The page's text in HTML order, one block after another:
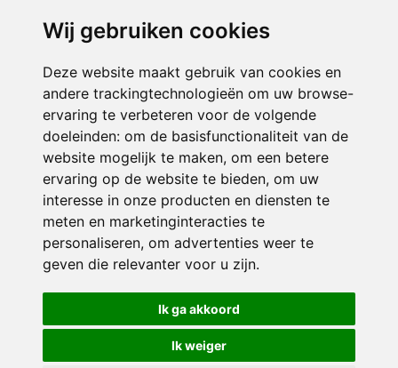
Wij gebruiken cookies
Deze website maakt gebruik van cookies en
andere trackingtechnologieën om uw browse-
ervaring te verbeteren voor de volgende
doeleinden: om de basisfunctionaliteit van de
website mogelijk te maken, om een betere
ervaring op de website te bieden, om uw
interesse in onze producten en diensten te
meten en marketinginteracties te
personaliseren, om advertenties weer te
geven die relevanter voor u zijn.
Ik ga akkoord
Ik weiger
ONDERDEEL VAN
© 2026 De Vlinder | Alle rechten voorbehouden
Privacy policy|Disclaimer| Klachtenregeling|RSIN en Anbi
voorkeuren
Crealisatie The MindOffice